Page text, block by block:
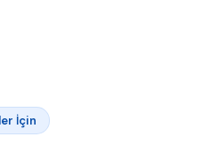
İçin